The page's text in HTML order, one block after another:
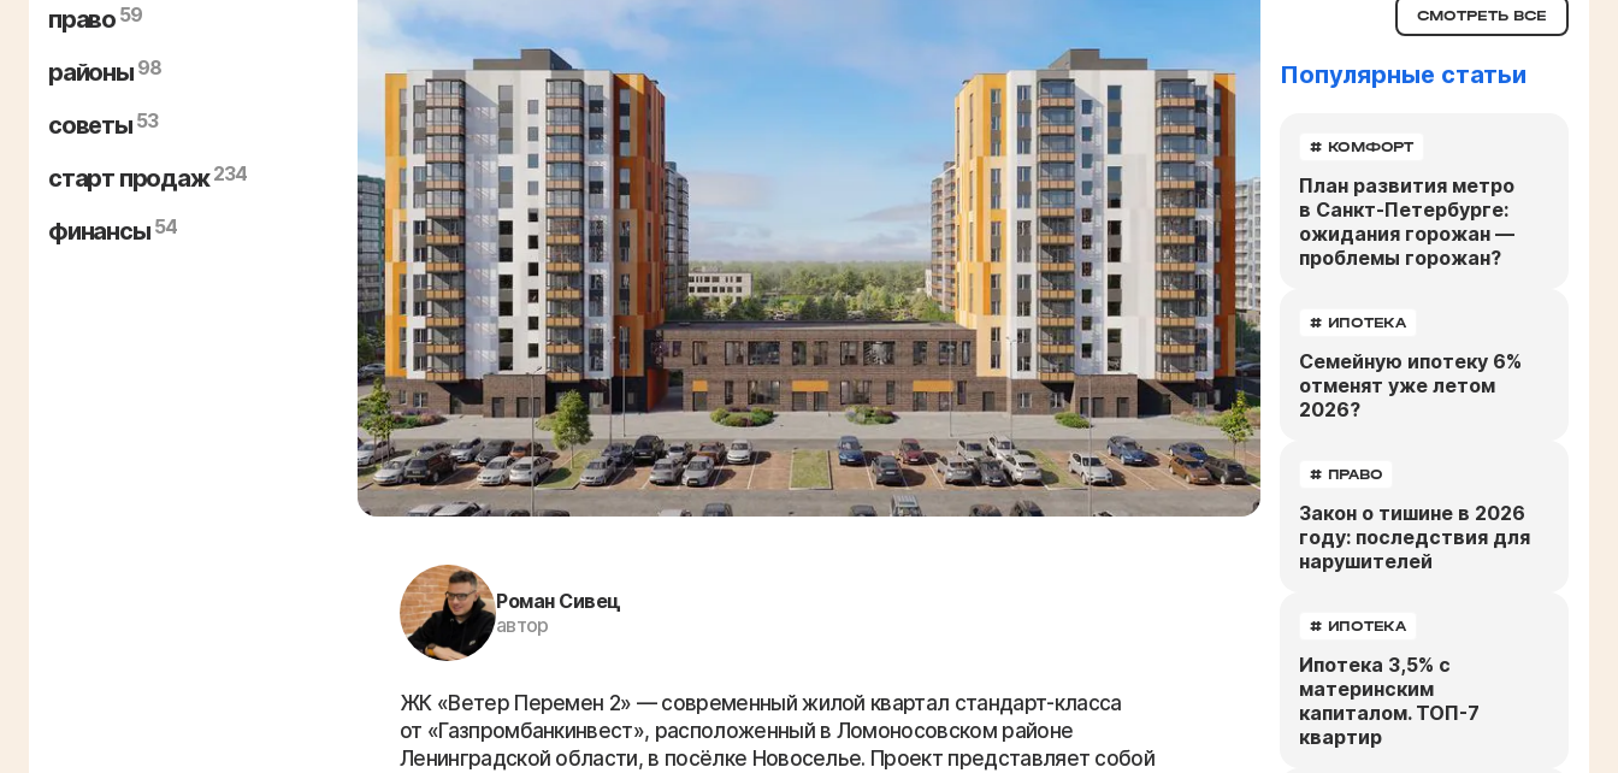
право 59
районы 98
советы 53
старт продаж 234
финансы 54
Роман Сивец
автор
ЖК «Ветер Перемен 2» — современный жилой квартал стандарт-класса
от «Газпромбанкинвест», расположенный в Ломоносовском районе
Ленинградской области, в посёлке Новоселье. Проект представляет собой
СМОТРЕТЬ ВСЕ
Популярные статьи
# КОМФОРТ
План развития метро
в Санкт-Петербурге:
ожидания горожан —
проблемы горожан?
# ИПОТЕКА
Семейную ипотеку 6%
отменят уже летом
2026?
# ПРАВО
Закон о тишине в 2026
году: последствия для
нарушителей
# ИПОТЕКА
Ипотека 3,5% с
материнским
капиталом. ТОП-7
квартир